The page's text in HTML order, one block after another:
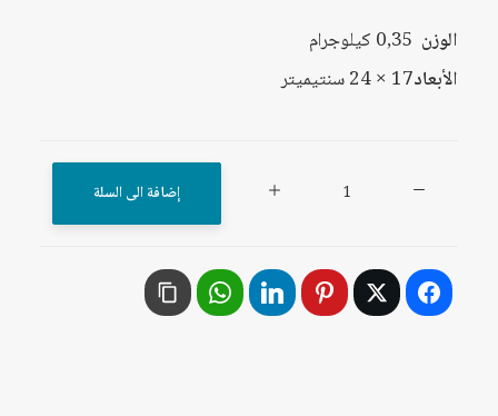
الوزن 0,35 كيلوجرام
الأبعاد17 × 24 سنتيميتر
دراسة
في
إضافة الى السلة